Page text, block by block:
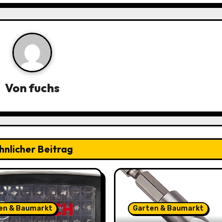
Vonfuchs
Beitrag
& Baumarkt Garten & Baumarkt